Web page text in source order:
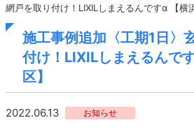
網戸を取り付け！LIXILしまえるんですα 【横
施工事例追加〈工期1日〉
付け！LIXILしまえるんで
区】
2022.06.13 お知らせ